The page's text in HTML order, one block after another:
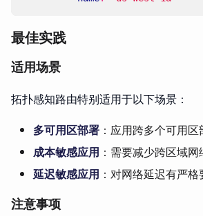
最佳实践
适用场景
拓扑感知路由特别适用于以下场景：
多可用区部署 ：应用跨多个可用
成本敏感应用 ：需要减少跨区域
延迟敏感应用 ：对网络延迟有严
注意事项